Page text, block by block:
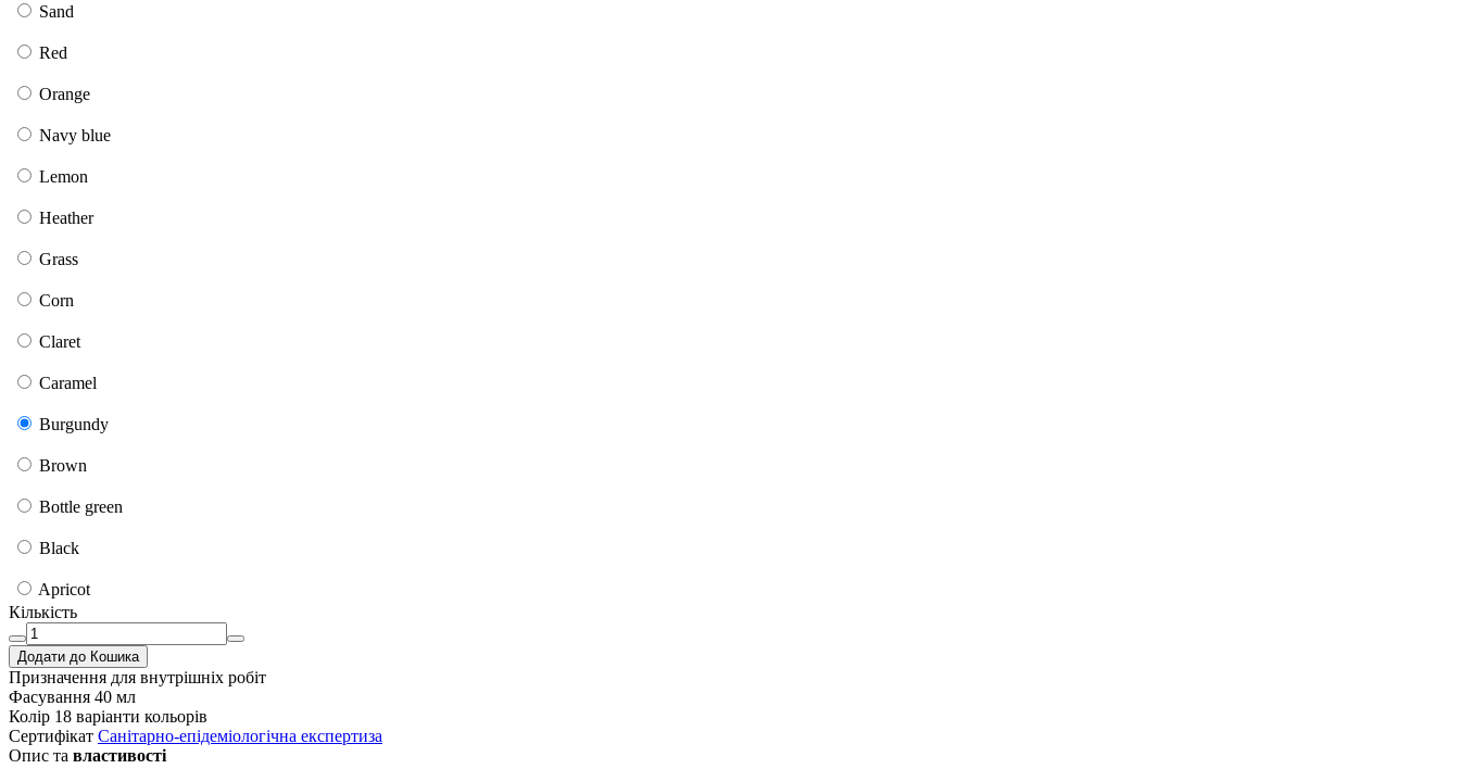
Sand
Red
Orange
Navy blue
Lemon
Heather
Grass
Corn
Claret
Caramel
Burgundy
Brown
Bottle green
Black
Apricot
Кількість
Додати до Кошика
Призначення для внутрішніх робіт
Фасування 40 мл
Колір 18 варіанти кольорів
Сертифікат Санітарно-епідеміологічна експертиза
Опис та властивості